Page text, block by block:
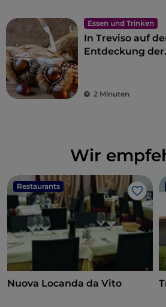
Essen und Trinken
In Treviso auf
Entdeckung der
2 Minuten
Wir
Restaurants
Like
Nuova Locanda da Vito